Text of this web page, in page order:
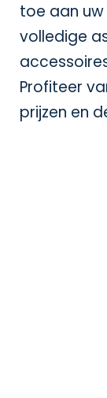
toe aan uw
volledige
Profiteer
prijzen en